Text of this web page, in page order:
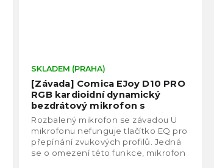
Průměrné
hodnocení
produktu
hvězdiček.
[Závada] Comica EJoy D10 PRO
RGB kardioidní dynamický
bezdrátový mikrofon s
flexibilním ramenem na stůl
(bílý)Bezdrátové připojení USB-
C pro iPhone, Android,
notebooky
SKLADEM (PRAHA)
Rozbalený mikrofon se závadou U
mikrofonu nefunguje tlačítko EQ pro
přepínání zvukových profilů. Jedná
se o omezení této funkce, mikrofon